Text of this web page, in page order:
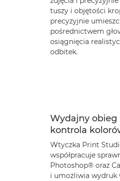
tuszy i objętości
precyzyjnie
pośrednictwem
osiągnięcia
odbitek.
Wydajny obieg
kontrola
Wtyczka Print
współpracuje
Photoshop® oraz
i umożliwia wydruk